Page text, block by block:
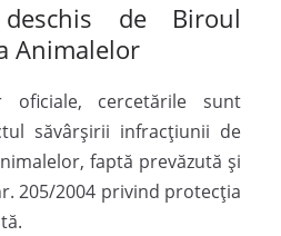
de Biroul
Animalelor
oficiale, cercetările sunt
săvârșirii infracțiunii de
faptă prevăzută și
205/2004 privind protecția